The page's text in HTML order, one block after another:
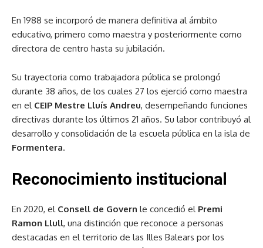
En 1988 se incorporó de manera definitiva al ámbito
educativo, primero como maestra y posteriormente como
directora de centro hasta su jubilación.
Su trayectoria como trabajadora pública se prolongó
durante 38 años, de los cuales 27 los ejerció como maestra
en el CEIP Mestre Lluís Andreu, desempeñando funciones
directivas durante los últimos 21 años. Su labor contribuyó al
desarrollo y consolidación de la escuela pública en la isla de
Formentera.
Reconocimiento institucional
En 2020, el Consell de Govern le concedió el Premi
Ramon Llull, una distinción que reconoce a personas
destacadas en el territorio de las Illes Balears por los